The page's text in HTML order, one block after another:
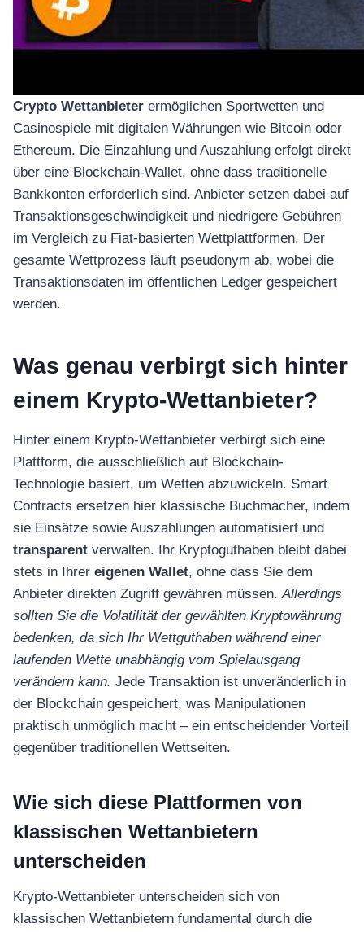
Crypto Wettanbieter ermöglichen Sportwetten und
Casinospiele mit digitalen Währungen wie Bitcoin oder
Ethereum. Die Einzahlung und Auszahlung erfolgt direkt
über eine Blockchain-Wallet, ohne dass traditionelle
Bankkonten erforderlich sind. Anbieter setzen dabei auf
Transaktionsgeschwindigkeit und niedrigere Gebühren
im Vergleich zu Fiat-basierten Wettplattformen. Der
gesamte Wettprozess läuft pseudonym ab, wobei die
Transaktionsdaten im öffentlichen Ledger gespeichert
werden.
Was genau verbirgt sich hinter
einem Krypto-Wettanbieter?
Hinter einem Krypto-Wettanbieter verbirgt sich eine
Plattform, die ausschließlich auf Blockchain-
Technologie basiert, um Wetten abzuwickeln. Smart
Contracts ersetzen hier klassische Buchmacher, indem
sie Einsätze sowie Auszahlungen automatisiert und
transparent verwalten. Ihr Kryptoguthaben bleibt dabei
stets in Ihrer eigenen Wallet, ohne dass Sie dem
Anbieter direkten Zugriff gewähren müssen.Allerdings
sollten Sie die Volatilität der gewählten Kryptowährung
bedenken, da sich Ihr Wettguthaben während einer
laufenden Wette unabhängig vom Spielausgang
verändern kann. Jede Transaktion ist unveränderlich in
der Blockchain gespeichert, was Manipulationen
praktisch unmöglich macht – ein entscheidender Vorteil
gegenüber traditionellen Wettseiten.
Wie sich diese Plattformen von
klassischen Wettanbietern
unterscheiden
Krypto-Wettanbieter unterscheiden sich von
klassischen Wettanbietern fundamental durch die